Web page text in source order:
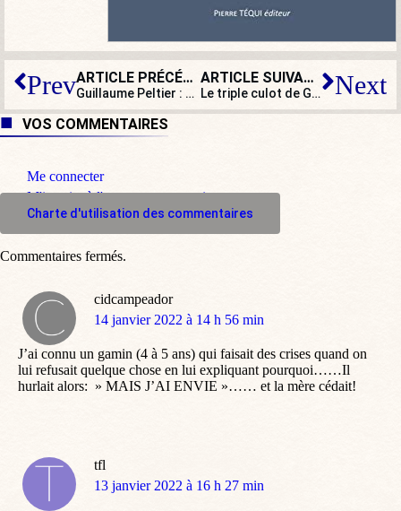
Prev ARTICLE PRÉCÉDENT
Guillaume Peltier : ce transfuge aux partis reste fidèle à ses idées
ARTICLE SUIVANT
Le triple culot de Gérald Darmanin Next
VOS COMMENTAIRES
Me connecter
M'inscrire à l'espace commentaire
Charte d'utilisation des commentaires
cidcampeador
dit
14 janvier 2022 à 14 h 56 min
J’ai connu un gamin (4 à 5 ans) qui faisait des crises quand on
lui refusait quelque chose en lui expliquant pourquoi……Il
hurlait alors: » MAIS J’AI ENVIE »…… et la mère cédait!
tfl
dit
13 janvier 2022 à 16 h 27 min
Commentaires fermés.